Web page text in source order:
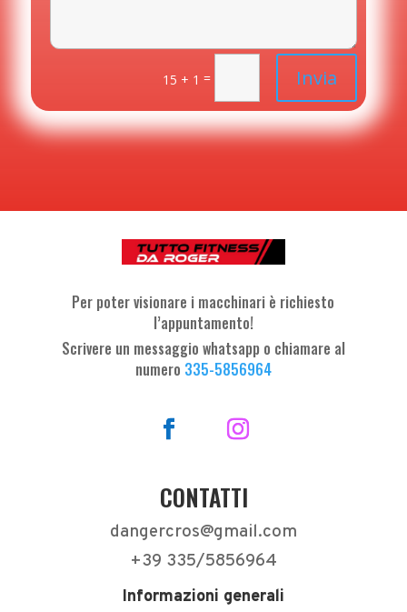
15 + 1 = Invia
Per poter visionare i macchinari è richiesto
l’appuntamento!
Scrivere un messaggio whatsapp o chiamare al
numero 335-5856964
CONTATTI
dangercros@gmail.com
+39 335/5856964
Informazioni generali